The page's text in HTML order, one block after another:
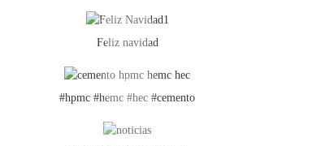
Feliz navidad
#hpmc #hemc #hec #cemento